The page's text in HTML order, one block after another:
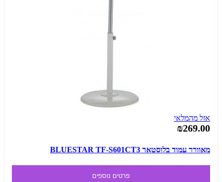
אזל מהמלאי
₪269.00
מאוורר עמוד בלוסטאר BLUESTAR TF-S601CT3
פרטים נוספים